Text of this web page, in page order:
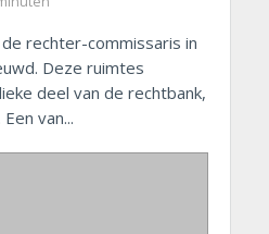
rechter-commissaris in
Deze ruimtes
deel van de rechtbank,
van...